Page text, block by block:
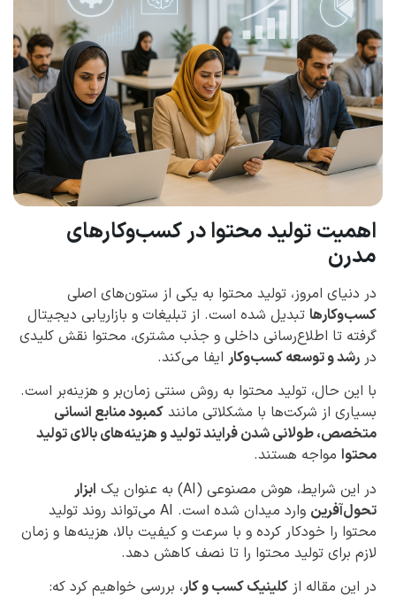
اهمیت تولید محتوا در کسب‌وکارهای
مدرن
در دنیای امروز، تولید محتوا به یکی از ستون‌های اصلی
کسب‌وکارها تبدیل شده است. از تبلیغات و بازاریابی دیجیتال
گرفته تا اطلاع‌رسانی داخلی و جذب مشتری، محتوا نقش کلیدی
در رشد و توسعه کسب‌وکار ایفا می‌کند.
با این حال، تولید محتوا به روش سنتی زمان‌بر و هزینه‌بر است.
بسیاری از شرکت‌ها با مشکلاتی مانند کمبود منابع انسانی
متخصص، طولانی شدن فرایند تولید و هزینه‌های بالای تولید
محتوا مواجه هستند.
در این شرایط، هوش مصنوعی (AI) به عنوان یک
ابزار
تحول‌آفرین
وارد میدان شده است. AI می‌تواند روند تولید
محتوا را خودکار کرده و با سرعت و کیفیت بالا، هزینه‌ها و زمان
لازم برای تولید محتوا را تا نصف کاهش دهد.
در این مقاله از کلینیک کسب و کار، بررسی خواهیم کرد که: